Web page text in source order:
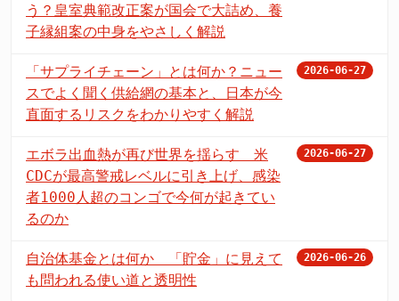
う？皇室典範改正案が国会で大詰め、養
子縁組案の中身をやさしく解説
「サプライチェーン」とは何か？ニュー
スでよく聞く供給網の基本と、日本が今
直面するリスクをわかりやすく解説
2026-06-27
エボラ出血熱が再び世界を揺らす 米
CDCが最高警戒レベルに引き上げ、感染
者1000人超のコンゴで今何が起きてい
るのか
2026-06-27
自治体基金とは何か 「貯金」に見えて
も問われる使い道と透明性
2026-06-26